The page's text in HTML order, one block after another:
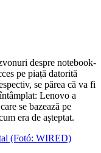
despre notebook-
pe piață datorită
se părea că va fi
Lenovo a
se bazează pe
era de așteptat.
(Fotó: WIRED)